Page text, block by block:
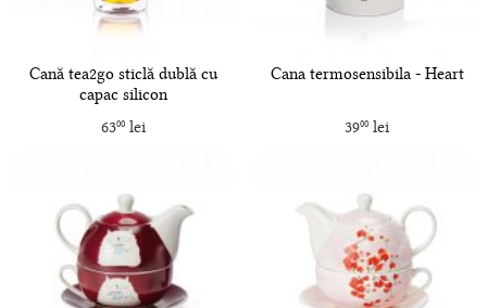
Cană tea2go sticlă dublă cu
capac silicon
6300lei
Cana termosensibila - Heart
3900lei